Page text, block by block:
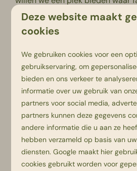
komt en waar gezinnen echt
herinneringen maken,” aldus
Deze website maakt
cookies
We gebruiken cookies voor een
gebruikservaring, om
bieden en ons verkeer te
informatie over uw gebruik van
partners voor social media,
partners kunnen deze gegevens
andere informatie die u aan ze
hebben verzameld op basis van
diensten.Google maakt hier
cookies gebruikt worden voor